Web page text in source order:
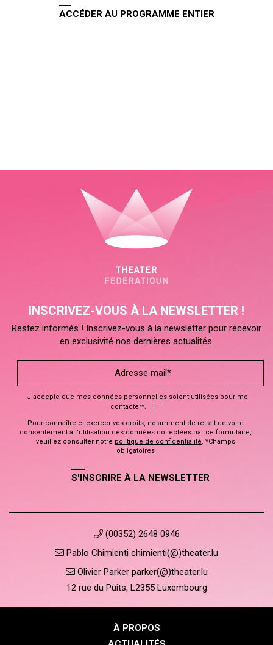
ACCÉDER AU PROGRAMME ENTIER
INSCRIVEZ-VOUS À LA NEWSLETTER !
Restez informés ! Inscrivez-vous à la newsletter pour recevoir
en exclusivité nos dernières actualités.
J'accepte que mes données personnelles soient utilisées pour me
contacter*.
Pour connaître et exercer vos droits, notamment de retrait de votre
consentement à l’utilisation des données collectées par ce formulaire,
veuillez consulter notre politique de confidentialité. *Champs
obligatoires
S'INSCRIRE À LA NEWSLETTER
(00352) 2648 0946
Pablo Chimienti chimienti(@)theater.lu
Olivier Parker parker(@)theater.lu
12 rue du Puits, L2355 Luxembourg
À PROPOS